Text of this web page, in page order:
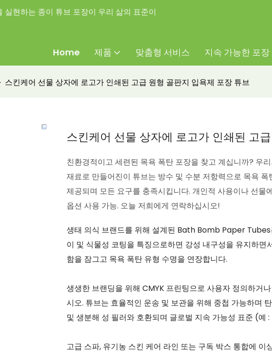
실현하는 종이 튜브 포장이 우리 삶의 표준이
Home 제품 맞춤형 서비스 지속 가능한 포장
스킨케어 선물 상자에 로고가 인쇄된 고급 원형 골판지 입욕제 포장 튜브
스킨케어 선물 상자에 로고가 인쇄된 고
친환경적이고 세련된 목욕 폭탄 포장을 찾고 계십니까? 우
재료로 만들어진이 튜브는 방수 및 수분 저항력으로 목욕
제공되며 모든 요구를 충족시킵니다. 개인적 사용이나 선
옵션 사용 가능. 오늘 저희에게 연락하십시오!
생태 의식 브랜드를 위해 설계된 Bath Bomb Paper
이 및 식물성 코팅을 특징으로하면 강성 내구성을 유지하
함을 잠그고 목욕 폭탄 유형 수명을 연장합니다.
생생한 브랜딩을 위해 CMYK 프린팅으로 사용자 정의하거
시오. 튜브는 효율적인 운송 및 보관을 위해 중첩 가능하
및 생분해 성 필러와 호환되며 글로벌 지속 가능성 표준 (예
고급 스파, 유기농 스킨 케어 라인 또는 구독 박스 통합에